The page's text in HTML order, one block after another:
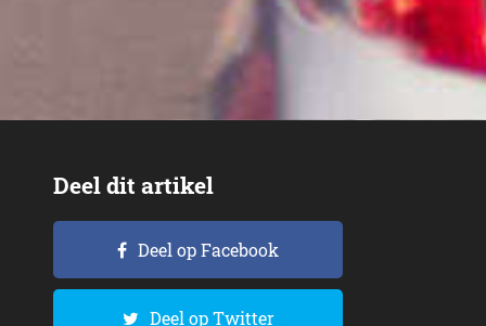
Deel dit artikel
Deel op Facebook
Deel op Twitter